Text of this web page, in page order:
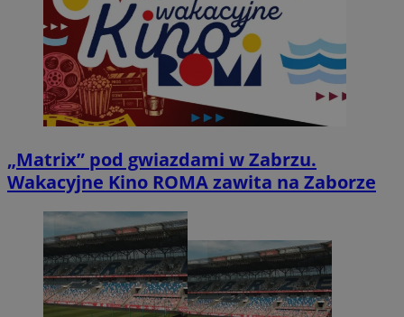
„Matrix” pod gwiazdami w Zabrzu.
Wakacyjne Kino ROMA zawita na Zaborze